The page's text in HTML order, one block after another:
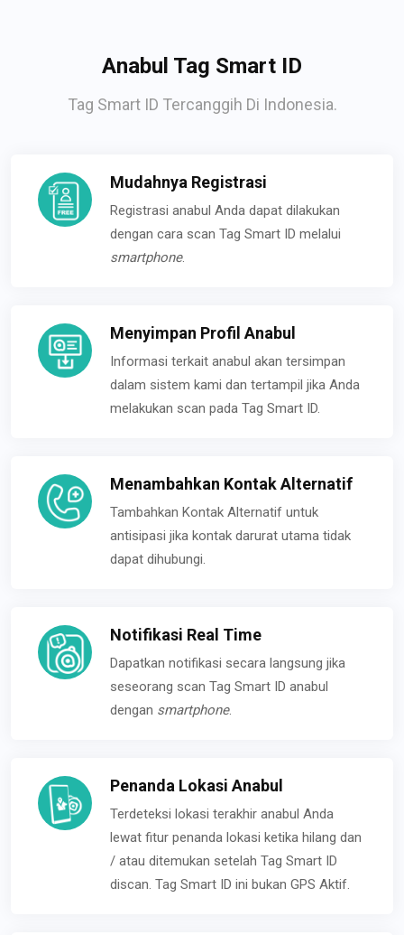
Anabul Tag Smart ID
Tag Smart ID Tercanggih Di Indonesia.
Mudahnya Registrasi
Registrasi anabul Anda dapat dilakukan
dengan cara scan Tag Smart ID melalui
smartphone.
Menyimpan Profil Anabul
Informasi terkait anabul akan tersimpan
dalam sistem kami dan tertampil jika Anda
melakukan scan pada Tag Smart ID.
Menambahkan Kontak Alternatif
Tambahkan Kontak Alternatif untuk
antisipasi jika kontak darurat utama tidak
dapat dihubungi.
Notifikasi Real Time
Dapatkan notifikasi secara langsung jika
seseorang scan Tag Smart ID anabul
dengan smartphone.
Penanda Lokasi Anabul
Terdeteksi lokasi terakhir anabul Anda
lewat fitur penanda lokasi ketika hilang dan
/ atau ditemukan setelah Tag Smart ID
discan. Tag Smart ID ini bukan GPS Aktif.